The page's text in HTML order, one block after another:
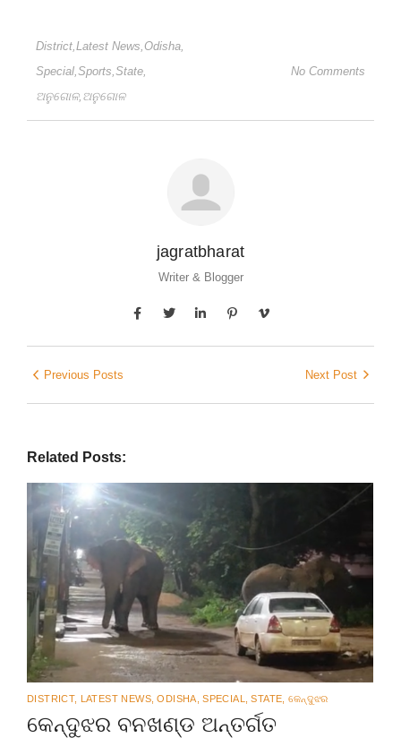
District Latest News Odisha
Special Sports State
ଅନୁଗୋଳ, ଅନୁଗୋଳ
No Comments
jagratbharat
Writer & Blogger
Previous Posts Next Post
Related Posts:
DISTRICT, LATEST NEWS ODISHA SPECIAL STATE କେନ୍ଦୁଝର
କେନ୍ଦୁଝର ବନଖଣ୍ଡ ଅନ୍ତର୍ଗତ